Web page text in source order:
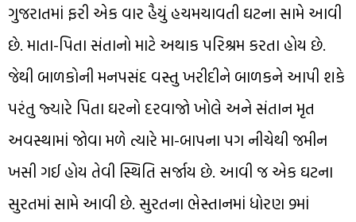
ગુજરાતમાં ફરી એક વાર હૈયું હચમચાવતી ઘટના સામે આવી
છે. માતા-પિતા સંતાનો માટે અથાક પરિશ્રમ કરતા હોય છે.
જેથી બાળકોની મનપસંદ વસ્તુ ખરીદીને બાળકને આપી શકે
પરંતુ જ્યારે પિતા ઘરનો દરવાજો ખોલે અને સંતાન મૃત
અવસ્થામાં જોવા મળે ત્યારે મા-બાપના પગ નીચેથી જમીન
ખસી ગઈ હોય તેવી સ્થિતિ સર્જાય છે. આવી જ એક ઘટના
સુરતમાં સામે આવી છે. સુરતના ભેસ્તાનમાં ધોરણ 9માં